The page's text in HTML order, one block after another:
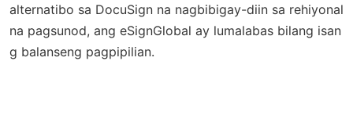
alternatibo sa DocuSign na nagbibigay-diin sa rehiyonal
na pagsunod, ang eSignGlobal ay lumalabas bilang isan
g balanseng pagpipilian.